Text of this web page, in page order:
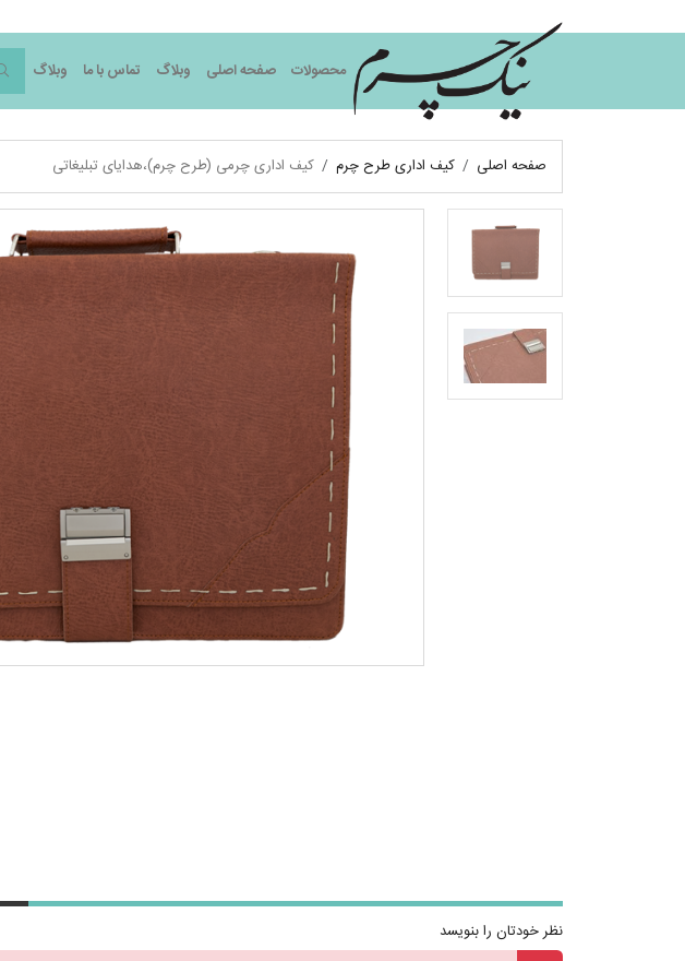
نیک چرم
محصولات
صفحه اصلی وبلاگ تماس با ما وبلاگ
صفحه اصلی کیف اداری طرح چرم کیف اداری چرمی (طرح چرم)،هدایای تبلیغاتی
نظر خودتان را بنویسد